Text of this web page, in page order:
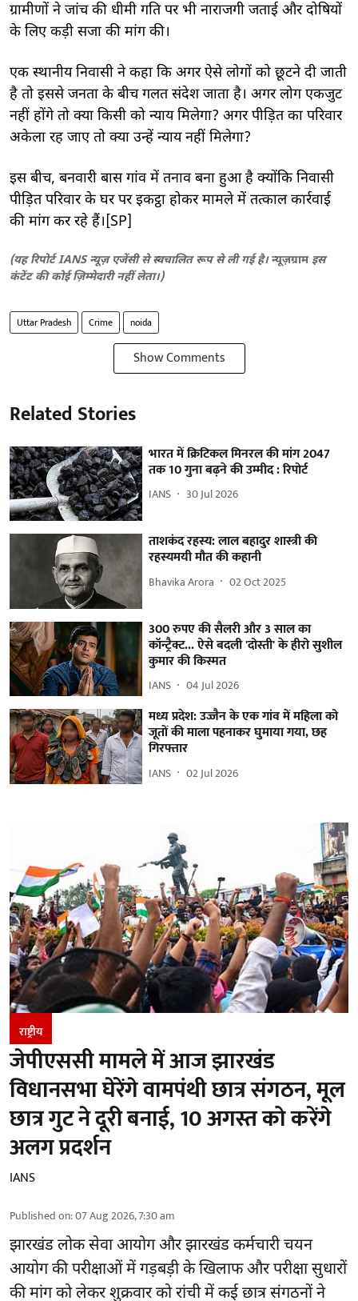
ग्रामीणों ने जांच की धीमी गति पर भी नाराजगी जताई और दोषियों
के लिए कड़ी सजा की मांग की।
एक स्थानीय निवासी ने कहा कि अगर ऐसे लोगों को छूटने दी जाती
है तो इससे जनता के बीच गलत संदेश जाता है। अगर लोग एकजुट
नहीं होंगे तो क्या किसी को न्याय मिलेगा? अगर पीड़ित का परिवार
अकेला रह जाए तो क्या उन्हें न्याय नहीं मिलेगा?
इस बीच, बनवारी बास गांव में तनाव बना हुआ है क्योंकि निवासी
पीड़ित परिवार के घर पर इकट्ठा होकर मामले में तत्काल कार्रवाई
की मांग कर रहे हैं।[SP]
(यह रिपोर्ट IANS न्यूज़ एजेंसी से स्वचालित रूप से ली गई है।न्यूज़ग्राम इस
कंटेंट की कोई ज़िम्मेदारी नहीं लेता।)
Uttar Pradesh Crime noida
Show Comments
Related Stories
भारत में क्रिटिकल मिनरल की मांग 2047
तक 10 गुना बढ़ने की उम्मीद : रिपोर्ट
IANS 30 Jul 2026
ताशकंद रहस्य: लाल बहादुर शास्त्री की
रहस्यमयी मौत की कहानी
Bhavika Arora 02 Oct 2025
300 रुपए की सैलरी और 3 साल का
कॉन्ट्रैक्ट... ऐसे बदली 'दोस्ती' के हीरो सुशील
कुमार की किस्मत
IANS 04 Jul 2026
मध्य प्रदेश: उज्जैन के एक गांव में महिला को
जूतों की माला पहनाकर घुमाया गया, छह
गिरफ्तार
IANS 02 Jul 2026
राष्ट्रीय
जेपीएससी मामले में आज झारखंड
विधानसभा घेरेंगे वामपंथी छात्र संगठन, मूल
छात्र गुट ने दूरी बनाई, 10 अगस्त को करेंगे
अलग प्रदर्शन
IANS
Published on:07 Aug 2026, 7:30 am
झारखंडलोक सेवा आयोग और झारखंड कर्मचारी चयन
आयोग की परीक्षाओं में गड़बड़ी के खिलाफ और परीक्षा सुधारों
की मांग को लेकर शुक्रवार को रांची में कई छात्र संगठनों ने